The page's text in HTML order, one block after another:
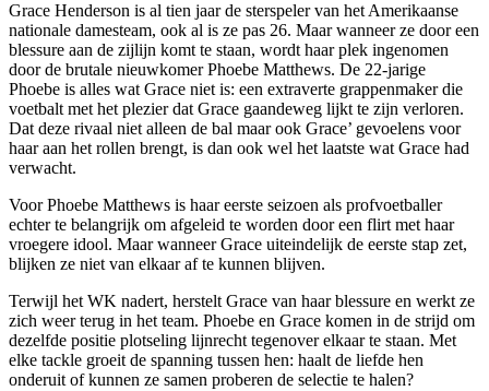
Grace Henderson is al tien jaar de sterspeler van het Amerikaanse
nationale damesteam, ook al is ze pas 26. Maar wanneer ze door een
blessure aan de zijlijn komt te staan, wordt haar plek ingenomen
door de brutale nieuwkomer Phoebe Matthews. De 22-jarige
Phoebe is alles wat Grace niet is: een extraverte grappenmaker die
voetbalt met het plezier dat Grace gaandeweg lijkt te zijn verloren.
Dat deze rivaal niet alleen de bal maar ook Grace’ gevoelens voor
haar aan het rollen brengt, is dan ook wel het laatste wat Grace had
verwacht.
Voor Phoebe Matthews is haar eerste seizoen als profvoetballer
echter te belangrijk om afgeleid te worden door een flirt met haar
vroegere idool. Maar wanneer Grace uiteindelijk de eerste stap zet,
blijken ze niet van elkaar af te kunnen blijven.
Terwijl het WK nadert, herstelt Grace van haar blessure en werkt ze
zich weer terug in het team. Phoebe en Grace komen in de strijd om
dezelfde positie plotseling lijnrecht tegenover elkaar te staan. Met
elke tackle groeit de spanning tussen hen: haalt de liefde hen
onderuit of kunnen ze samen proberen de selectie te halen?